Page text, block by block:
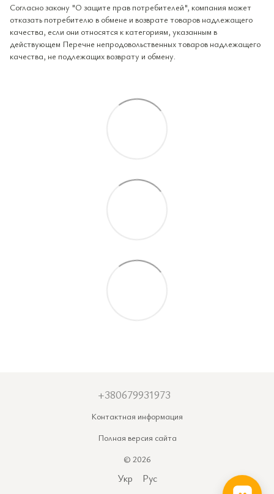
Согласно закону "О защите прав потребителей", компания может
отказать потребителю в обмене и возврате товаров надлежащего
качества, если они относятся к категориям, указанным в
действующем Перечне непродовольственных товаров надлежащего
качества, не подлежащих возврату и обмену.
+380679931973
Контактная информация
Полная версия сайта
© 2026
Укр Рус